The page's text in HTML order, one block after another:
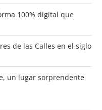
100% digital que
de las Calles en el siglo
un lugar sorprendente